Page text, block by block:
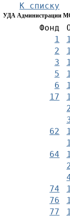
К списку
УДА Администрации
Фонд
1
2
3
5
6
17
62
64
74
76
77